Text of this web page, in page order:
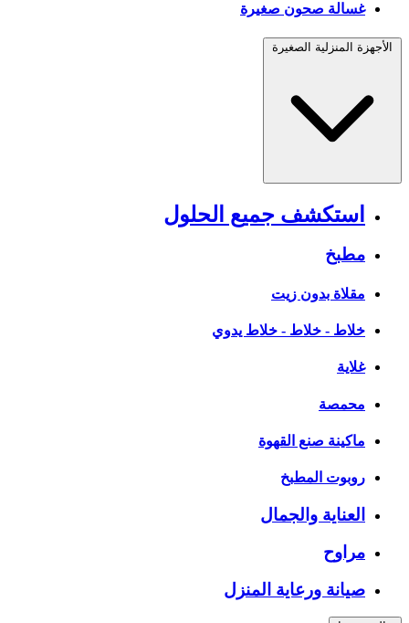
غسالة صحون صغيرة
الأجهزة المنزلية الصغيرة
استكشف جميع الحلول
مطبخ
مقلاة بدون زيت
خلاط - خلاط - خلاط يدوي
غلاية
محمصة
ماكينة صنع القهوة
روبوت المطبخ
العناية والجمال
مراوح
صيانة ورعاية المنزل